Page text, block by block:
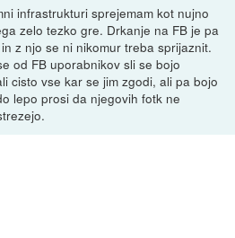
infrastrukturi sprejemam kot nujno
zelo tezko gre. Drkanje na FB je pa
z njo se ni nikomur treba sprijaznit.
od FB uporabnikov sli se bojo
cisto vse kar se jim zgodi, ali pa bojo
lepo prosi da njegovih fotk ne